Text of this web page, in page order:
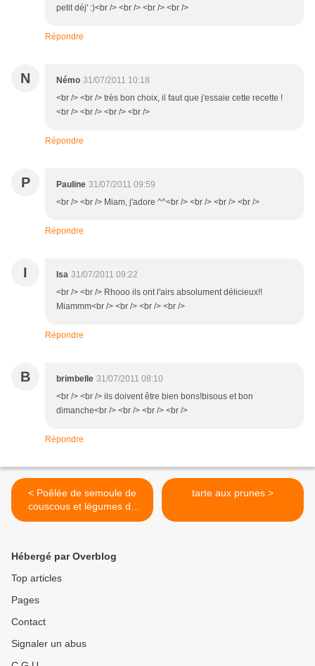
petit déj' :)<br /> <br /> <br /> <br />
Répondre
N Némo 31/07/2011 10:18
<br /> <br /> très bon choix, il faut que j'essaie cette recette !
<br /> <br /> <br /> <br />
Répondre
P Pauline 31/07/2011 09:59
<br /> <br /> Miam, j'adore ^^<br /> <br /> <br /> <br />
Répondre
I Isa 31/07/2011 09:22
<br /> <br /> Rhooo ils ont l'airs absolument délicieux!!
Miammm<br /> <br /> <br /> <br />
Répondre
B brimbelle 31/07/2011 08:10
<br /> <br /> ils doivent être bien bons!bisous et bon
dimanche<br /> <br /> <br /> <br />
Répondre
< Poêlée de semoule de
couscous et légumes du
jardin
tarte aux prunes >
Hébergé par Overblog
Top articles
Pages
Contact
Signaler un abus